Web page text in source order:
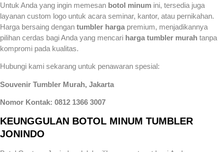
Untuk Anda yang ingin memesan botol minum ini, tersedia juga
layanan custom logo untuk acara seminar, kantor, atau pernikahan.
Harga bersaing dengan tumbler harga premium, menjadikannya
pilihan cerdas bagi Anda yang mencari harga tumbler murah tanpa
kompromi pada kualitas.
Hubungi kami sekarang untuk penawaran spesial:
Souvenir Tumbler Murah, Jakarta
Nomor Kontak: 0812 1366 3007
KEUNGGULAN BOTOL MINUM TUMBLER
JONINDO